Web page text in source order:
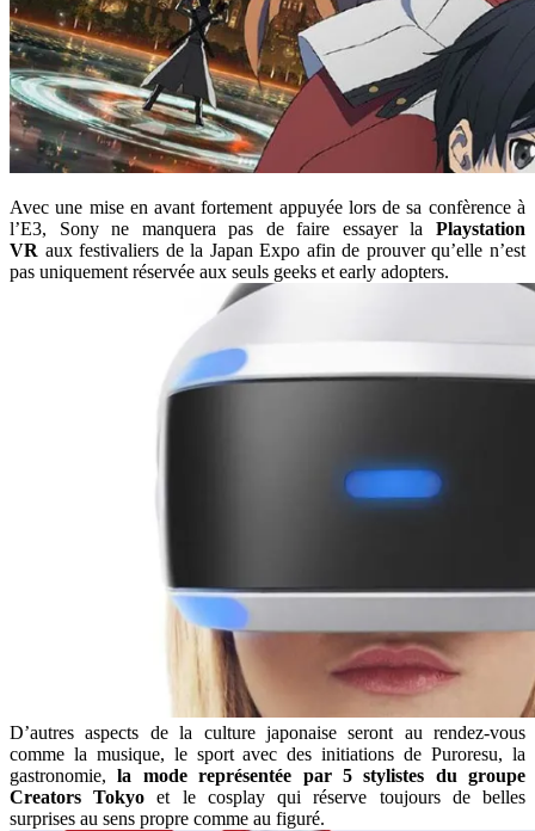
Avec une mise en avant fortement appuyée lors de sa confèrence à
l’E3, Sony ne manquera pas de faire essayer la Playstation
VR aux festivaliers de la Japan Expo afin de prouver qu’elle n’est
pas uniquement réservée aux seuls geeks et early adopters.
D’autres aspects de la culture japonaise seront au rendez-vous
comme la musique, le sport avec des initiations de Puroresu, la
gastronomie,la mode représentée par 5 stylistes du groupe
Creators Tokyo et le cosplay qui réserve toujours de belles
surprises au sens propre comme au figuré.